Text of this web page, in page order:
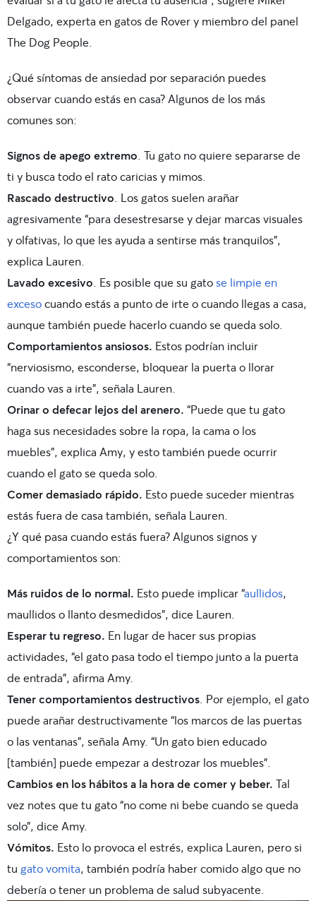
Delgado, experta en gatos de Rover y miembro del panel
The Dog People.
¿Qué síntomas de ansiedad por separación puedes
observar cuando estás en casa? Algunos de los más
comunes son:
Signos de apego extremo. Tu gato no quiere separarse de
ti y busca todo el rato caricias y mimos.
Rascado destructivo. Los gatos suelen arañar
agresivamente “para desestresarse y dejar marcas visuales
y olfativas, lo que les ayuda a sentirse más tranquilos”,
explica Lauren.
Lavado excesivo. Es posible que su gatose limpie en
excesocuando estás a punto de irte o cuando llegas a casa,
aunque también puede hacerlo cuando se queda solo.
Comportamientos ansiosos. Estos podrían incluir
“nerviosismo, esconderse, bloquear la puerta o llorar
cuando vas a irte”, señala Lauren.
Orinar o defecar lejos del arenero. “Puede que tu gato
haga sus necesidades sobre la ropa, la cama o los
muebles”, explica Amy, y esto también puede ocurrir
cuando el gato se queda solo.
Comer demasiado rápido. Esto puede suceder mientras
estás fuera de casa también, señala Lauren.
¿Y qué pasa cuando estás fuera? Algunos signos y
comportamientos son:
Más ruidos de lo normal. Esto puede implicar “aullidos,
maullidos o llanto desmedidos”, dice Lauren.
Esperar tu regreso. En lugar de hacer sus propias
actividades, “el gato pasa todo el tiempo junto a la puerta
de entrada”, afirma Amy.
Tener comportamientos destructivos. Por ejemplo, el gato
puede arañar destructivamente “los marcos de las puertas
o las ventanas”, señala Amy. “Un gato bien educado
[también] puede empezar a destrozar los muebles”.
Cambios en los hábitos a la hora de comer y beber. Tal
vez notes que tu gato “no come ni bebe cuando se queda
solo”, dice Amy.
Vómitos. Esto lo provoca el estrés, explica Lauren, pero si
tu gato vomita, también podría haber comido algo que no
debería o tener un problema de salud subyacente.